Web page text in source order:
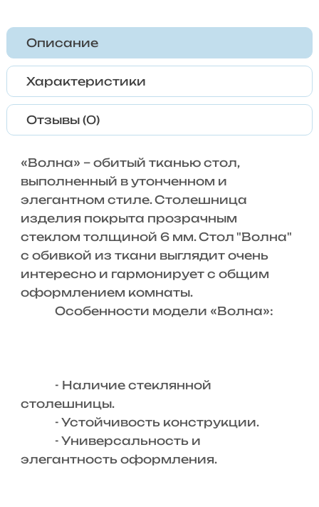
Описание
Характеристики
Отзывы (0)
«Волна» – обитый тканью стол,
выполненный в утонченном и
элегантном стиле. Столешница
изделия покрыта прозрачным
стеклом толщиной 6 мм. Стол "Волна"
с обивкой из ткани выглядит очень
интересно и гармонирует с общим
оформлением комнаты.
Особенности модели «Волна»:
- Наличие стеклянной
столешницы.
- Устойчивость конструкции.
- Универсальность и
элегантность оформления.